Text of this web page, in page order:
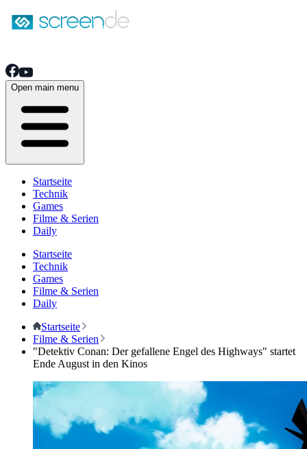
Open main menu
Startseite
Technik
Games
Filme & Serien
Daily
Startseite
Technik
Games
Filme & Serien
Daily
Startseite
Filme & Serien
"Detektiv Conan: Der gefallene Engel des Highways" startet
Ende August in den Kinos